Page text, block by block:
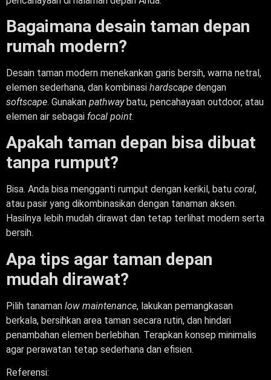
Bagaimana desain taman depan
rumah modern?
Desain taman modern menekankan garis bersih, warna netral,
elemen sederhana, dan kombinasi hardscape dengan
softscape. Gunakan pathwaybatu, pencahayaan outdoor, atau
elemen air sebagai focal point.
Apakah taman depan bisa dibuat
tanpa rumput?
Bisa. Anda bisa mengganti rumput dengan kerikil, batu coral,
atau pasir yang dikombinasikan dengan tanaman aksen.
Hasilnya lebih mudah dirawat dan tetap terlihat modern serta
bersih.
Apa tips agar taman depan
mudah dirawat?
Pilih tanaman low maintenance, lakukan pemangkasan
berkala, bersihkan area taman secara rutin, dan hindari
penambahan elemen berlebihan. Terapkan konsep minimalis
agar perawatan tetap sederhana dan efisien.
Referensi: